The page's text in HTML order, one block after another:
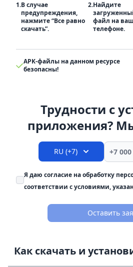
1.В случае
предупреждения,
нажмите “Все равно
скачать”.
2.Найдите
файл на
телефоне.
APK-файлы на данном ресурсе
безопасны!
Трудности с
приложения?
RU (+7)
Я даю согласие на обработку
соответствии с условиями,
Оставить
Как скачать и